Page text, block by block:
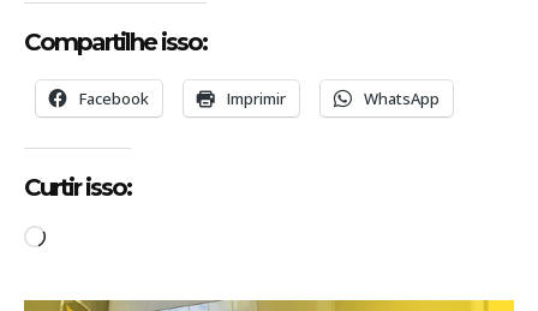
Compartilhe isso:
Facebook Imprimir WhatsApp
Curtir isso:
C
r